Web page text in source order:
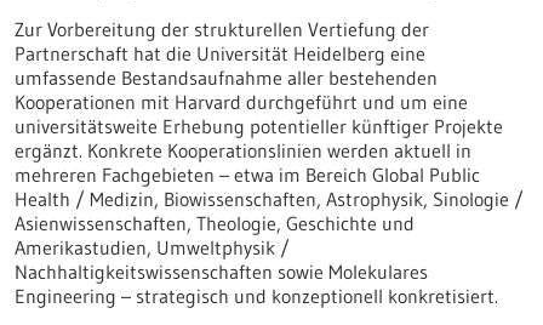
Zur Vorbereitung der strukturellen Vertiefung der
Partnerschaft hat die Universität Heidelberg eine
umfassende Bestandsaufnahme aller bestehenden
Kooperationen mit Harvard durchgeführt und um eine
universitätsweite Erhebung potentieller künftiger Projekte
ergänzt. Konkrete Kooperationslinien werden aktuell in
mehreren Fachgebieten – etwa im Bereich Global Public
Health / Medizin, Biowissenschaften, Astrophysik, Sinologie /
Asienwissenschaften, Theologie, Geschichte und
Amerikastudien, Umweltphysik /
Nachhaltigkeitswissenschaften sowie Molekulares
Engineering – strategisch und konzeptionell konkretisiert.